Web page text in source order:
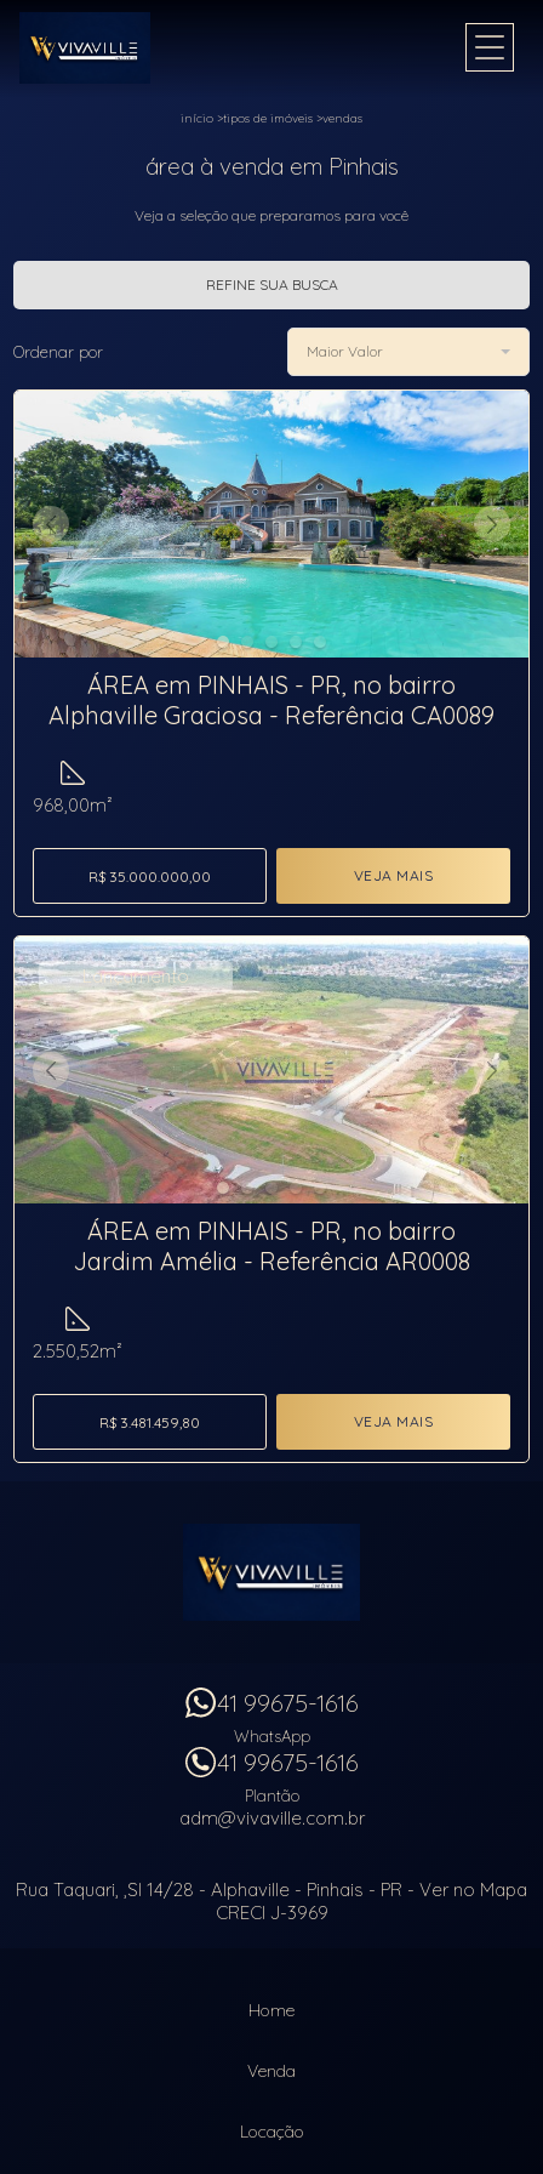
início >tipos de imóveis >vendas
área à venda em Pinhais
Veja a seleção que preparamos para você
REFINE SUA BUSCA
Ordenar por Maior Valor
ÁREA em PINHAIS - PR, no bairro
Alphaville Graciosa - Referência CA0089
968,00m²
R$ 35.000.000,00 VEJA MAIS
Lançamento
ÁREA em PINHAIS - PR, no bairro
Jardim Amélia - Referência AR0008
2.550,52m²
R$ 3.481.459,80 VEJA MAIS
41 99675-1616
WhatsApp
41 99675-1616
Plantão
adm@vivaville.com.br
Rua Taquari, ,Sl 14/28 - Alphaville - Pinhais - PR - Ver no Mapa
CRECI J-3969
Home
Venda
Locação